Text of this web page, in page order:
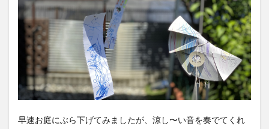
早速お庭にぶら下げてみましたが、涼し〜い音を奏でてくれ